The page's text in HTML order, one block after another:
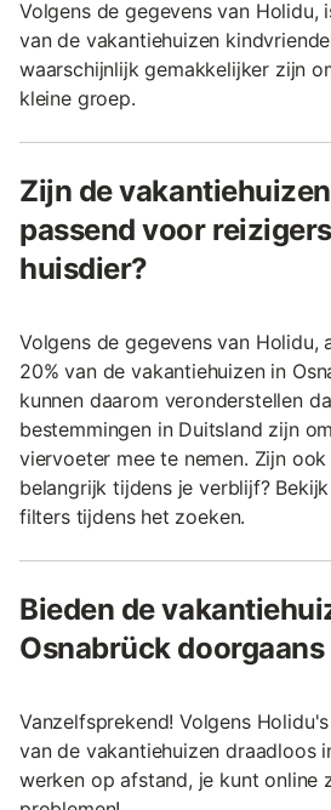
Volgens de gegevens van Holidu,
van de vakantiehuizen
waarschijnlijk gemakkelijker zijn
kleine groep.
Zijn de
passend voor
huisdier?
Volgens de gegevens van Holidu,
20% van de vakantiehuizen in
kunnen daarom veronderstellen
bestemmingen in Duitsland zijn
viervoeter mee te nemen. Zijn
belangrijk tijdens je verblijf?
filters tijdens het zoeken.
Bieden de
Osnabrück
Vanzelfsprekend! Volgens
van de vakantiehuizen draadloos
werken op afstand, je kunt online